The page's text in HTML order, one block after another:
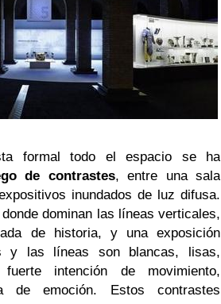
formal todo el espacio se ha
de contrastes, entre una sala
inundados de luz difusa.
dominan las líneas verticales,
de historia, y una exposición
y las líneas son blancas, lisas,
intención de movimiento,
de emoción. Estos contrastes